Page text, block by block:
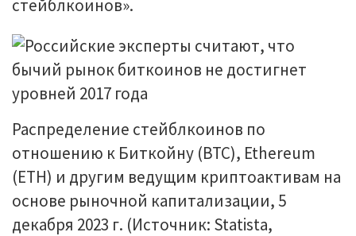
стейблкоинов».
Распределение стейблкоинов по
отношению к Биткойну (BTC), Ethereum
(ETH) и другим ведущим криптоактивам на
основе рыночной капитализации, 5
декабря 2023 г. (Источник: Statista,